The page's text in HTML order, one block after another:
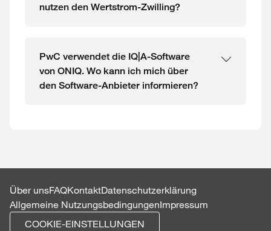
nutzen den Wertstrom-Zwilling?
PwC verwendet die IQ|A-Software
von ONIQ. Wo kann ich mich über
den Software-Anbieter informieren?
Über unsFAQKontaktDatenschutzerklärung
Allgemeine NutzungsbedingungenImpressum
COOKIE-EINSTELLUNGEN